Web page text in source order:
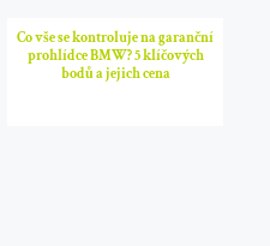
Co vše se kontroluje na garanční
prohlídce BMW? 5 klíčových
bodů a jejich cena